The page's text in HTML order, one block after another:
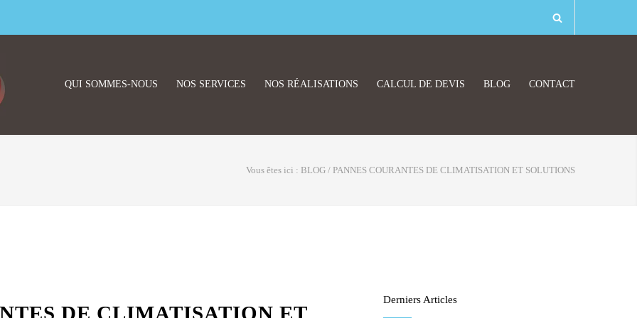
QUI SOMMES-NOUS NOS SERVICES NOS RÉALISATIONS CALCUL DE DEVIS BLOG CONTACT
Vous êtes ici : BLOG / PANNES COURANTES DE CLIMATISATION ET SOLUTIONS
DE CLIMATISATION ET
Derniers Articles